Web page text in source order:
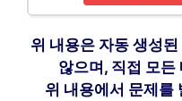
위 내용은 자동 생성
않으며, 직접 모든
위 내용에서 문제를